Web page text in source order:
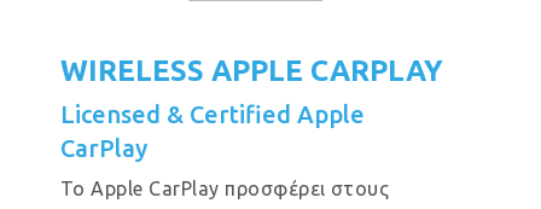
WIRELESS APPLE CARPLAY
Licensed & Certified Apple
CarPlay
Το Apple CarPlay προσφέρει στους